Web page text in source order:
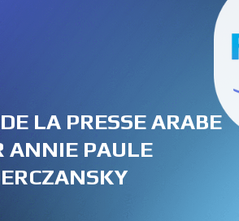
LA PRESSE ARABE
ANNIE PAULE